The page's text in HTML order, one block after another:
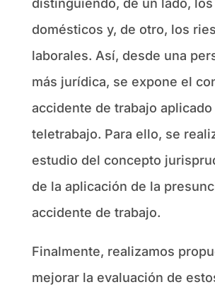
distinguiendo, de un lado,
domésticos y, de otro, los
laborales. Así, desde una
más jurídica, se expone el
accidente de trabajo aplicado
teletrabajo. Para ello, se
estudio del concepto
de la aplicación de la
accidente de trabajo.
Finalmente, realizamos
mejorar la evaluación de